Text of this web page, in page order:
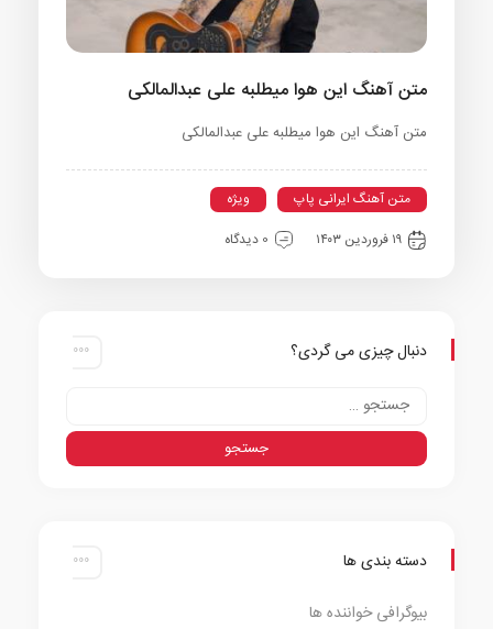
متن آهنگ این هوا میطلبه علی عبدالمالکی
متن آهنگ این هوا میطلبه علی عبدالمالکی
متن آهنگ ایرانی پاپ
ویژه
۱۹ فروردین ۱۴۰۳
0 دیدگاه
دنبال چیزی می گردی؟
دسته بندی ها
بیوگرافی خواننده ها